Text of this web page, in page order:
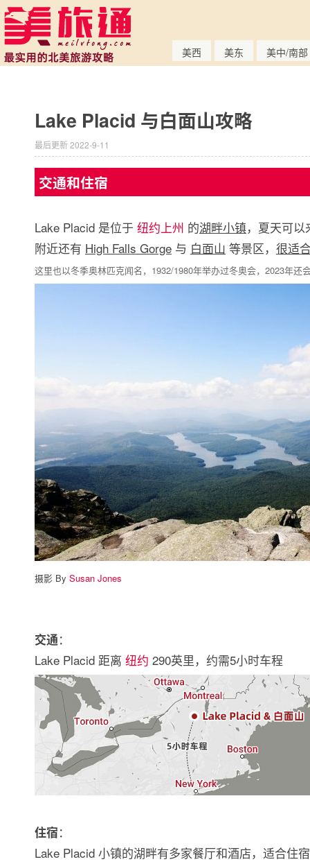
美西 美东 美中/南部
Lake Placid 与白面山攻略
最后更新 2022-9-11
交通和住宿
Lake Placid 是位于 纽约上州 的湖畔小镇，夏天可
附近还有 High Falls Gorge 与 白面山 等景区， 很适
这里也以冬季奥林匹克闻名，1932/1980年举办过冬奥会，2023年还
摄影 By Susan Jones
交通：
Lake Placid 距离 纽约 290英里，约需5小时车程
住宿：
Lake Placid 小镇的湖畔有多家餐厅和酒店，适合住宿